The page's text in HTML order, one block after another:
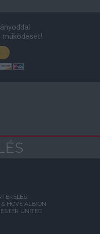
működését!
HOVE ALBION
UNITED